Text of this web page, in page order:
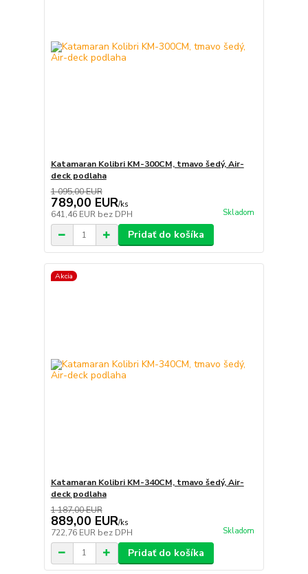
Katamaran Kolibri KM-300CM, tmavo šedý, Air-
deck podlaha
1 095,00 EUR
789,00 EUR/ks
641,46 EUR bez DPH Skladom
Pridať do košíka
Akcia
Katamaran Kolibri KM-340CM, tmavo šedý, Air-
deck podlaha
1 187,00 EUR
889,00 EUR/ks
722,76 EUR bez DPH Skladom
Pridať do košíka